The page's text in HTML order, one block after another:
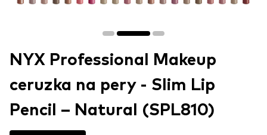
NYX Professional Makeup
ceruzka na pery - Slim Lip
Pencil – Natural (SPL810)